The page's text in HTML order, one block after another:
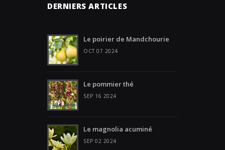
DERNIERS ARTICLES
Le poirier de Mandchourie
OCT 07 2024
Le pommier thé
SEP 16 2024
Le magnolia acuminé
SEP 02 2024